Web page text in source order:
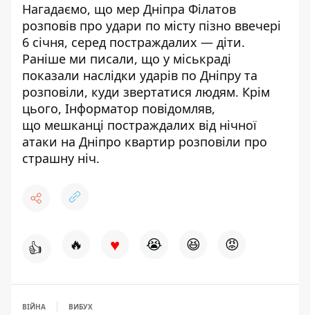
Нагадаємо, що мер Дніпра Філатов
розповів про удари по місту пізно ввечері
6 січня, серед постраждалих — діти.
Раніше ми писали, що у міськраді
показали наслідки ударів по Дніпру та
розповіли, куди звертатися людям. Крім
цього, Інформатор повідомляв,
що мешканці постраждалих від нічної
атаки на Дніпро квартир розповіли про
страшну ніч.
👍 🔥 ♥ 😭 😆 😡
ВІЙНА ВИБУХ